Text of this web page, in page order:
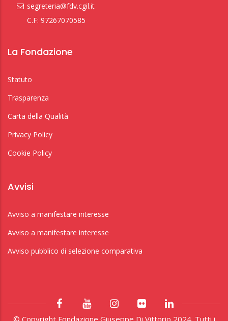
segreteria@fdv.cgil.it
C.F: 97267070585
La Fondazione
Statuto
Trasparenza
Carta della Qualità
Privacy Policy
Cookie Policy
Avvisi
Avviso a manifestare interesse
Avviso a manifestare interesse
Avviso pubblico di selezione comparativa
© Copyright Fondazione Giuseppe Di Vittorio 2024. Tutti i